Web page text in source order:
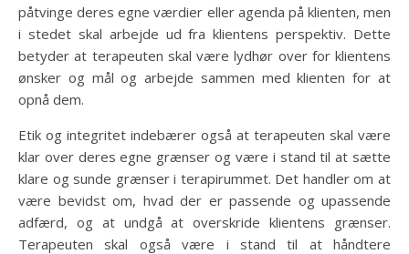
påtvinge deres egne værdier eller agenda på klienten, men
i stedet skal arbejde ud fra klientens perspektiv. Dette
betyder at terapeuten skal være lydhør over for klientens
ønsker og mål og arbejde sammen med klienten for at
opnå dem.
Etik og integritet indebærer også at terapeuten skal være
klar over deres egne grænser og være i stand til at sætte
klare og sunde grænser i terapirummet. Det handler om at
være bevidst om, hvad der er passende og upassende
adfærd, og at undgå at overskride klientens grænser.
Terapeuten skal også være i stand til at håndtere